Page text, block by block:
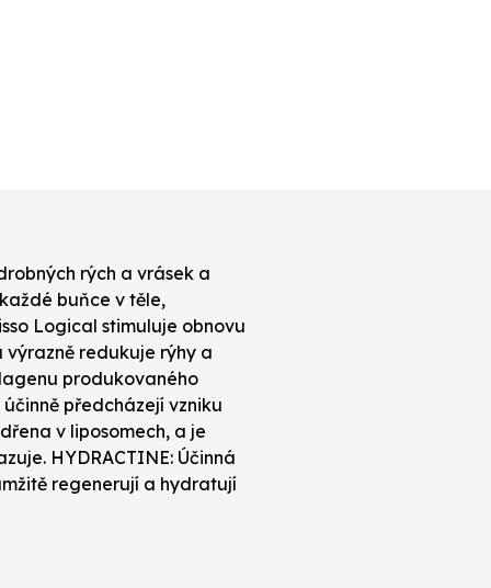
rých a vrásek a
buňce v těle,
Logical stimuluje obnovu
redukuje rýhy a
produkovaného
předcházejí vzniku
v liposomech, a je
HYDRACTINE: Účinná
regenerují a hydratují